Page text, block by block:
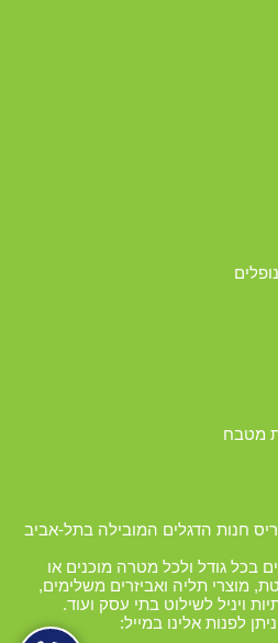
מטבח
חנות הדגלים המובילה בתל-אביב
בכל גודל ולכל מטרה מוכנים או
מוצרי תליה ואביזרים משלימים,
ויניל לשילוט בתי עסק ועוד.
תל-אביב, ניתן לפנות אלינו במייל: